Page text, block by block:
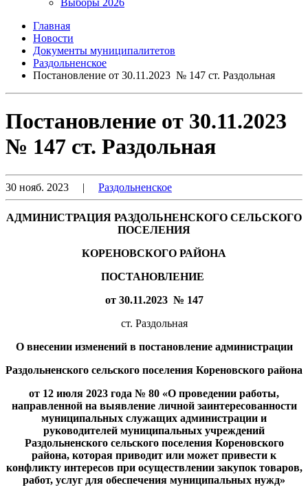
Выборы 2026
Главная
Новости
Документы муниципалитетов
Раздольненское
Постановление от 30.11.2023 № 147 ст. Раздольная
Постановление от 30.11.2023
№ 147 ст. Раздольная
30 нояб. 2023 | Раздольненское
АДМИНИСТРАЦИЯ РАЗДОЛЬНЕНСКОГО СЕЛЬСКОГО
ПОСЕЛЕНИЯ
КОРЕНОВСКОГО РАЙОНА
ПОСТАНОВЛЕНИЕ
от 30.11.2023 № 147
ст. Раздольная
О внесении изменений в постановление администрации
Раздольненского сельского поселения Кореновского района
от 12 июля 2023 года № 80 «О проведении работы,
направленной на выявление личной заинтересованности
муниципальных служащих администрации и
руководителей муниципальных учреждений
Раздольненского сельского поселения Кореновского
района, которая приводит или может привести к
конфликту интересов при осуществлении закупок товаров,
работ, услуг для обеспечения муниципальных нужд»